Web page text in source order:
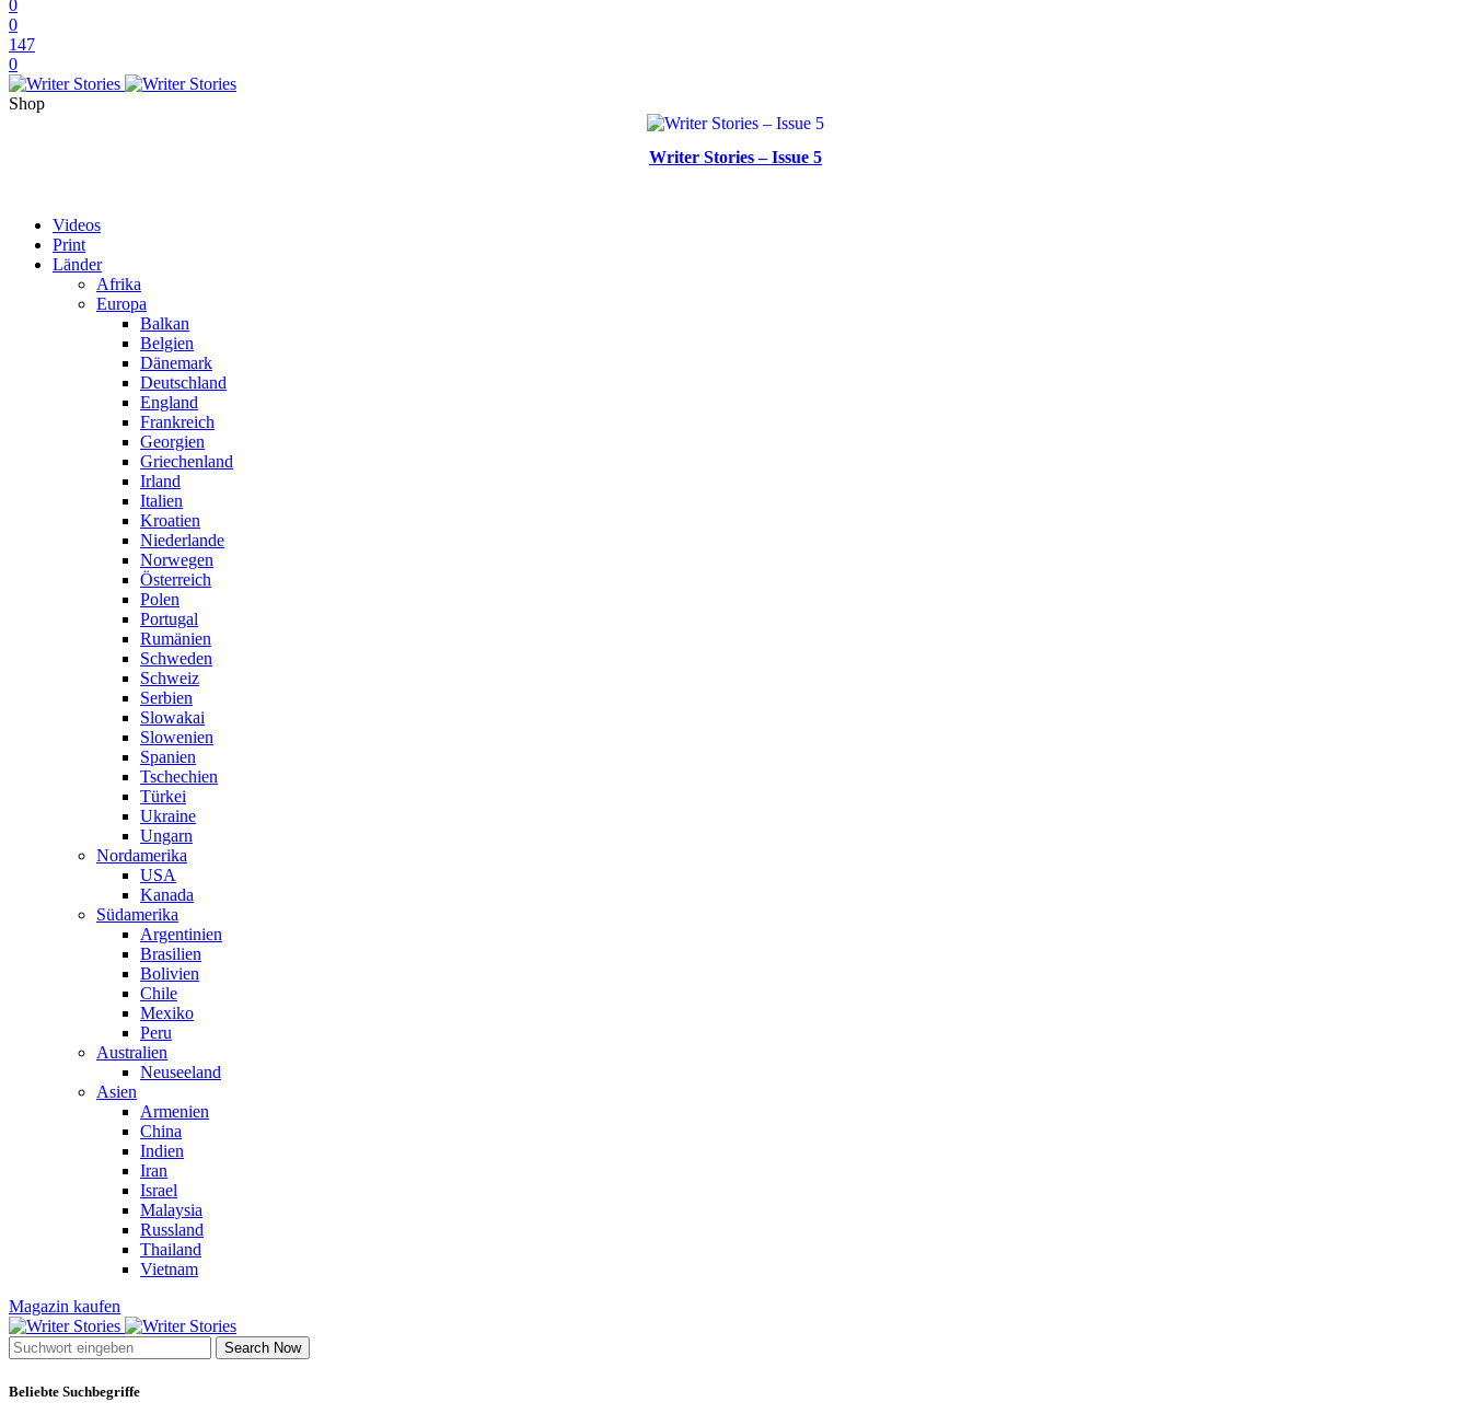
0
0
147
0
Shop
Writer Stories – Issue 5
Videos
Print
Länder
Afrika
Europa
Balkan
Belgien
Dänemark
Deutschland
England
Frankreich
Georgien
Griechenland
Irland
Italien
Kroatien
Niederlande
Norwegen
Österreich
Polen
Portugal
Rumänien
Schweden
Schweiz
Serbien
Slowakai
Slowenien
Spanien
Tschechien
Türkei
Ukraine
Ungarn
Nordamerika
USA
Kanada
Südamerika
Argentinien
Brasilien
Bolivien
Chile
Mexiko
Peru
Australien
Neuseeland
Asien
Armenien
China
Indien
Iran
Israel
Malaysia
Russland
Thailand
Vietnam
Magazin kaufen
Search Now
Beliebte Suchbegriffe